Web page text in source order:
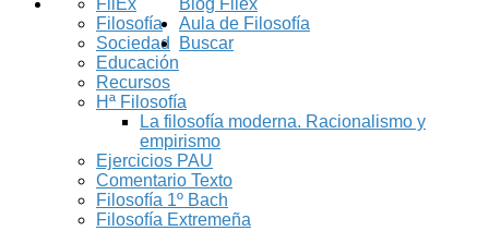
Blog Filex
FilEx
Filosofía
Sociedad
Educación
Recursos
Aula de Filosofía
Hª Filosofía
La filosofía moderna. Racionalismo y
empirismo
Ejercicios PAU
Comentario Texto
Filosofía 1º Bach
Filosofía Extremeña
Buscar